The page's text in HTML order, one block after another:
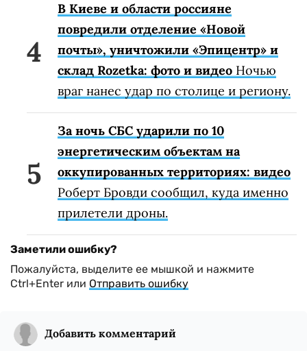
В Киеве и области россияне
повредили отделение «Новой
почты», уничтожили «Эпицентр» и
склад Rozetka: фото и видео Ночью
враг нанес удар по столице и региону.
За ночь СБС ударили по 10
энергетическим объектам на
оккупированных территориях: видео
Роберт Бровди сообщил, куда именно
прилетели дроны.
Заметили ошибку?
Пожалуйста, выделите ее мышкой и нажмите
Ctrl+Enter или Отправить ошибку
Добавить комментарий